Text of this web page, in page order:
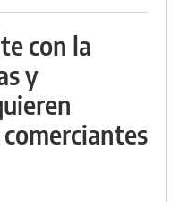
con la
y